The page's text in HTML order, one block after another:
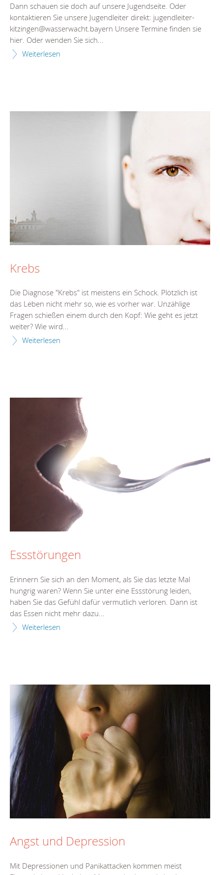
Dann schauen sie doch auf unsere Jugendseite. Oder
kontaktieren Sie unsere Jugendleiter direkt: jugendleiter-
kitzingen@wasserwacht.bayern Unsere Termine finden sie
hier. Oder wenden Sie sich...
Weiterlesen
Krebs
Die Diagnose "Krebs" ist meistens ein Schock. Plötzlich ist
das Leben nicht mehr so, wie es vorher war. Unzählige
Fragen schießen einem durch den Kopf: Wie geht es jetzt
weiter? Wie wird...
Weiterlesen
Essstörungen
Erinnern Sie sich an den Moment, als Sie das letzte Mal
hungrig waren? Wenn Sie unter eine Essstörung leiden,
haben Sie das Gefühl dafür vermutlich verloren. Dann ist
das Essen nicht mehr dazu...
Weiterlesen
Angst und Depression
Mit Depressionen und Panikattacken kommen meist